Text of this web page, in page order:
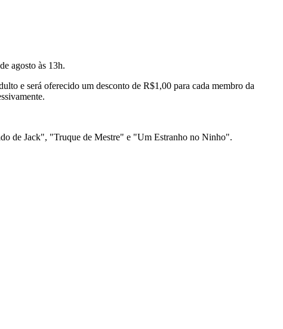
agosto às 13h.
e será oferecido um desconto de R$1,00 para cada membro da
de Jack", "Truque de Mestre" e "Um Estranho no Ninho".